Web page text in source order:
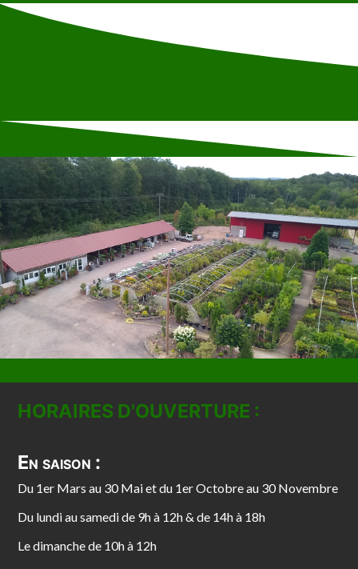
HORAIRES D'OUVERTURE :
En saison :
Du 1er Mars au 30 Mai et du 1er Octobre au 30 Novembre
Du lundi au samedi de 9h à 12h & de 14h à 18h
Le dimanche de 10h à 12h